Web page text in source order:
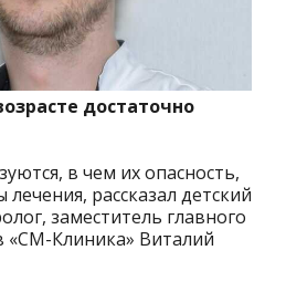
достаточно
в чем их опасность,
рассказал детский
заместитель главного
«СМ-Клиника» Виталий